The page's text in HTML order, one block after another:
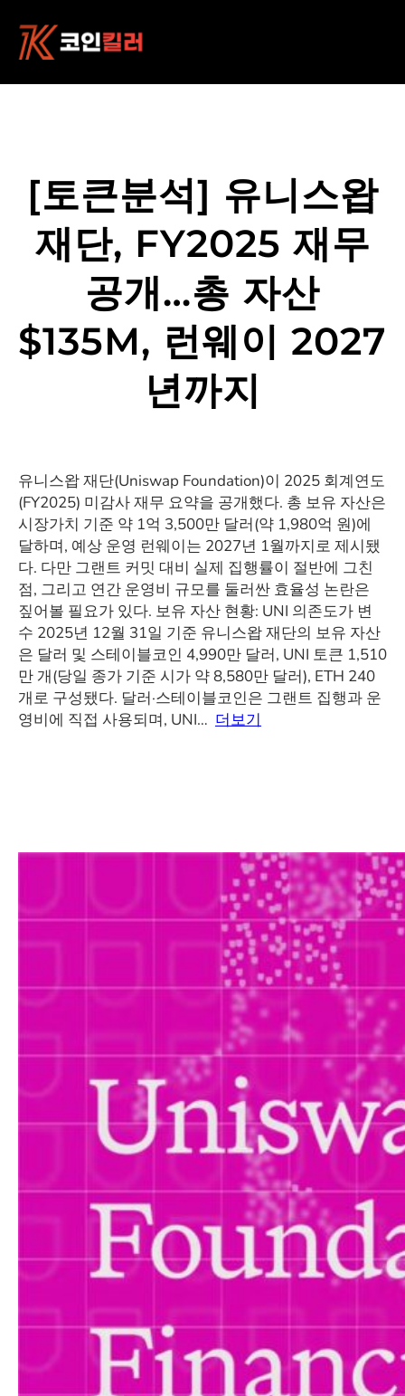
[토큰분석] 유니스왑
재단, FY2025 재무
공개…총 자산
$135M, 런웨이 2027
년까지
유니스왑 재단(Uniswap Foundation)이 2025 회계연도
(FY2025) 미감사 재무 요약을 공개했다. 총 보유 자산은
시장가치 기준 약 1억 3,500만 달러(약 1,980억 원)에
달하며, 예상 운영 런웨이는 2027년 1월까지로 제시됐
다. 다만 그랜트 커밋 대비 실제 집행률이 절반에 그친
점, 그리고 연간 운영비 규모를 둘러싼 효율성 논란은
짚어볼 필요가 있다. 보유 자산 현황: UNI 의존도가 변
수 2025년 12월 31일 기준 유니스왑 재단의 보유 자산
은 달러 및 스테이블코인 4,990만 달러, UNI 토큰 1,510
만 개(당일 종가 기준 시가 약 8,580만 달러), ETH 240
개로 구성됐다. 달러·스테이블코인은 그랜트 집행과 운
영비에 직접 사용되며, UNI… 더보기